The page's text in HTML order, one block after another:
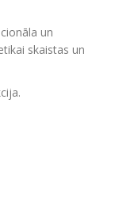
un
skaistas un